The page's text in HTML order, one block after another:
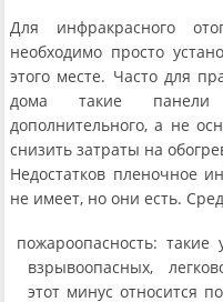
Для инфракрасного
необходимо просто
этого месте. Часто для
дома такие панели
дополнительного, а не
снизить затраты на
Недостатков пленочное
не имеет, но они есть.
пожароопасность: такие
взрывоопасных,
этот минус относится